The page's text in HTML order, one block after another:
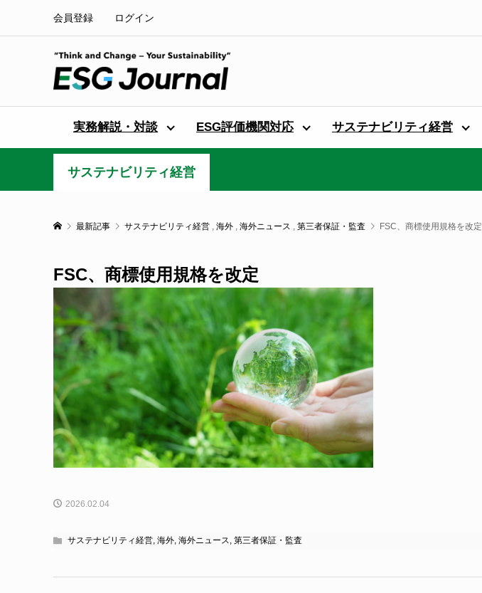
会員登録 ログイン
実務解説・対談 ESG評価機関対応 サステナビリティ経営
サステナビリティ経営
最新記事 サステナビリティ経営 , 海外 , 海外ニュース , 第三者保証・監査 FSC、商標使用規格を改定
FSC、商標使用規格を改定
2026.02.04
サステナビリティ経営, 海外, 海外ニュース, 第三者保証・監査